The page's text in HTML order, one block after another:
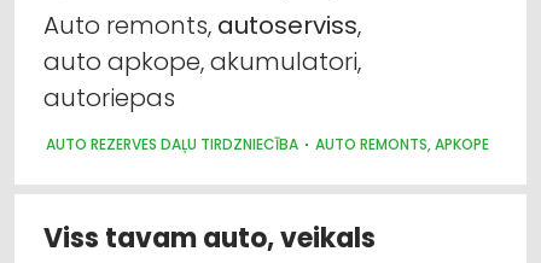
Auto remonts, autoserviss,
auto apkope, akumulatori,
autoriepas
AUTO REZERVES DAĻU TIRDZNIECĪBA AUTO REMONTS, APKOPE
Viss tavam auto, veikals